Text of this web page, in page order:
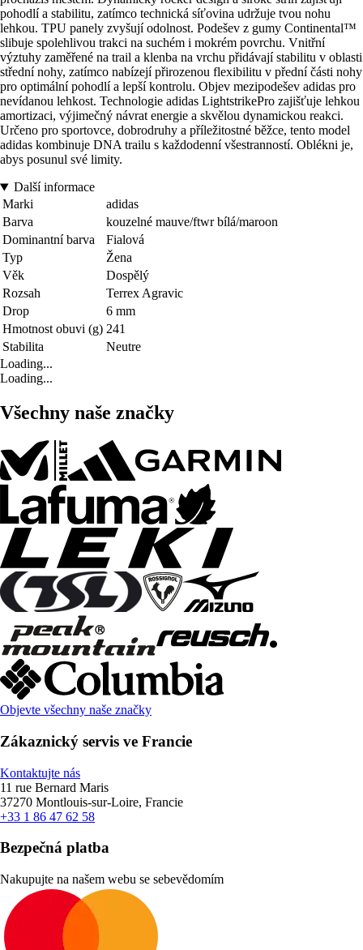
pohodlí a stabilitu, zatímco technická síťovina udržuje tvou nohu
lehkou. TPU panely zvyšují odolnost. Podešev z gumy Continental™
slibuje spolehlivou trakci na suchém i mokrém povrchu. Vnitřní
výztuhy zaměřené na trail a klenba na vrchu přidávají stabilitu v oblasti
střední nohy, zatímco nabízejí přirozenou flexibilitu v přední části nohy
pro optimální pohodlí a lepší kontrolu. Objev mezipodešev adidas pro
nevídanou lehkost. Technologie adidas LightstrikePro zajišťuje lehkou
amortizaci, výjimečný návrat energie a skvělou dynamickou reakci.
Určeno pro sportovce, dobrodruhy a příležitostné běžce, tento model
adidas kombinuje DNA trailu s každodenní všestranností. Oblékni je,
abys posunul své limity.
Další informace
Marki
adidas
Barva
kouzelné mauve/ftwr bílá/maroon
Dominantní barva
Fialová
Typ
Žena
Věk
Dospělý
Rozsah
Terrex Agravic
Drop
6 mm
Hmotnost obuvi (g) 241
Stabilita
Neutre
Loading...
Loading...
Všechny naše značky
Objevte všechny naše značky
Zákaznický servis ve Francie
Kontaktujte nás
11 rue Bernard Maris
37270 Montlouis-sur-Loire, Francie
+33 1 86 47 62 58
Bezpečná platba
Nakupujte na našem webu se sebevědomím